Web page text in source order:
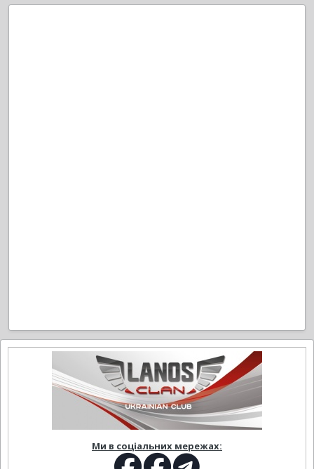
Ми в соціальних мережах: